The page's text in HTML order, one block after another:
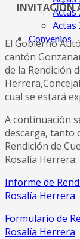
Actas
Actas
Convenios
INVITACIÓN
El Gobierno
cantón
de la Rendición
cual se estará
A continuación
descarga, tanto
Rendición de
Rosalía Herrera:
Informe de
Rosalía Herrera
Formulario de
Rosalía Herrera